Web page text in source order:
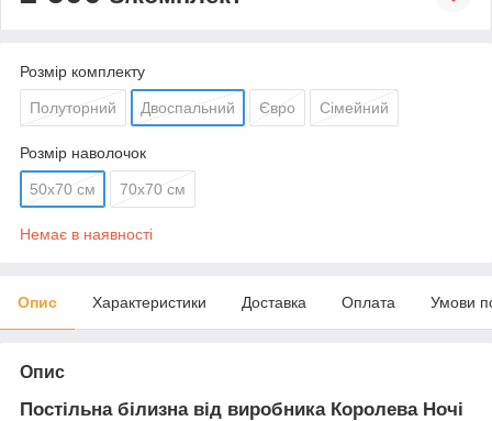
Розмір комплекту
Полуторний Двоспальний Євро Сімейний
Розмір наволочок
50х70 см 70х70 см
Немає в наявності
Опис Характеристики Доставка Оплата Умови
Опис
Постільна білизна від виробника Королева Ночі